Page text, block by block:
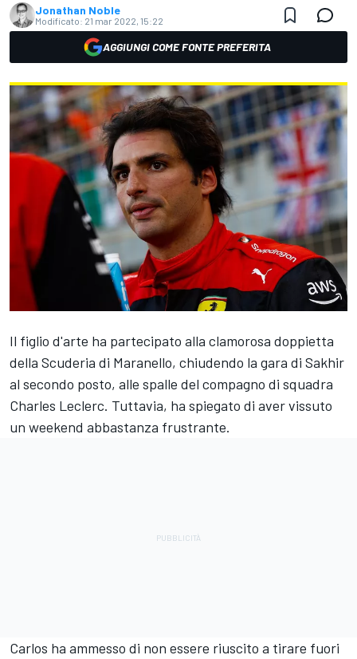
Jonathan Noble
Modificato: 21 mar 2022, 15:22
AGGIUNGI COME FONTE PREFERITA
Il figlio d'arte ha partecipato alla clamorosa doppietta
della Scuderia di Maranello, chiudendo la gara di Sakhir
al secondo posto, alle spalle del compagno di squadra
Charles Leclerc. Tuttavia, ha spiegato di aver vissuto
un weekend abbastanza frustrante.
Carlos ha ammesso di non essere riuscito a tirare fuori